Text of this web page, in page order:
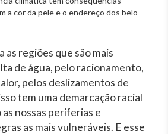
a cor da pele e o endereço dos belo-
as regiões que são mais
de água, pelo racionamento,
pelos deslizamentos de
tem uma demarcação racial
nossas periferias e
as mais vulneráveis. E esse